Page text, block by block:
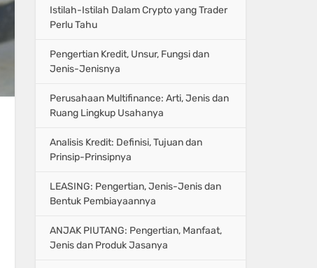
Istilah-Istilah Dalam Crypto yang Trader
Perlu Tahu
Pengertian Kredit, Unsur, Fungsi dan
Jenis-Jenisnya
Perusahaan Multifinance: Arti, Jenis dan
Ruang Lingkup Usahanya
Analisis Kredit: Definisi, Tujuan dan
Prinsip-Prinsipnya
LEASING: Pengertian, Jenis-Jenis dan
Bentuk Pembiayaannya
ANJAK PIUTANG: Pengertian, Manfaat,
Jenis dan Produk Jasanya